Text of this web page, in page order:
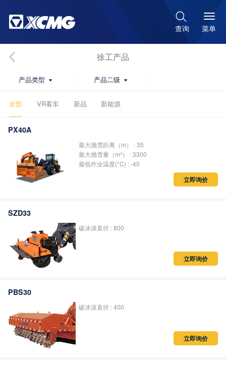

查询 菜单
徐工产品
产品类型  产品二级 
全部 VR看车 新品 新能源
PX40A
最大抛雪距离（m） : 35
最大抛雪量（m³） : 3300
最低作业温度(°C) : -40
立即询价
SZD33
破冰滚直径 : 800
立即询价
PBS30
破冰滚直径 : 400
立即询价